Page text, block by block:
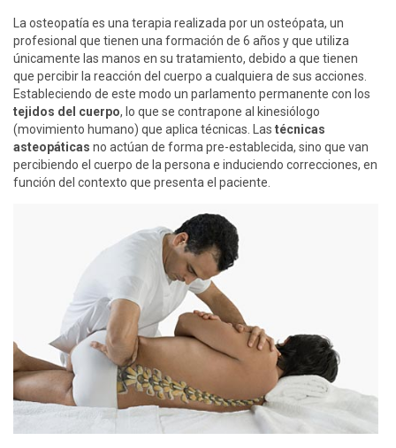
La osteopatía es una terapia realizada por un osteópata, un
profesional que tienen una formación de 6 años y que utiliza
únicamente las manos en su tratamiento, debido a que tienen
que percibir la reacción del cuerpo a cualquiera de sus acciones.
Estableciendo de este modo un parlamento permanente con los
tejidos del cuerpo, lo que se contrapone al kinesiólogo
(movimiento humano) que aplica técnicas. Las técnicas
asteopáticas no actúan de forma pre-establecida, sino que van
percibiendo el cuerpo de la persona e induciendo correcciones, en
función del contexto que presenta el paciente.